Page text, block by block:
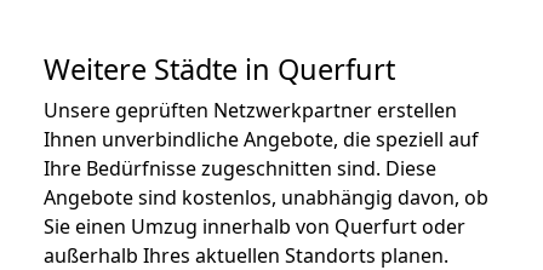
Weitere Städte in Querfurt
Unsere geprüften Netzwerkpartner erstellen
Ihnen unverbindliche Angebote, die speziell auf
Ihre Bedürfnisse zugeschnitten sind. Diese
Angebote sind kostenlos, unabhängig davon, ob
Sie einen Umzug innerhalb von Querfurt oder
außerhalb Ihres aktuellen Standorts planen.